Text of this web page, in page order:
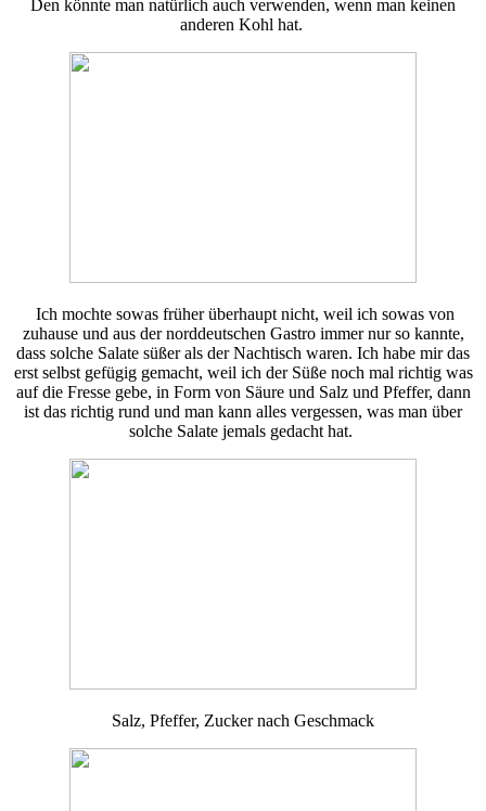
Den könnte man natürlich auch verwenden, wenn man keinen
anderen Kohl hat.
Ich mochte sowas früher überhaupt nicht, weil ich sowas von
zuhause und aus der norddeutschen Gastro immer nur so kannte,
dass solche Salate süßer als der Nachtisch waren. Ich habe mir das
erst selbst gefügig gemacht, weil ich der Süße noch mal richtig was
auf die Fresse gebe, in Form von Säure und Salz und Pfeffer, dann
ist das richtig rund und man kann alles vergessen, was man über
solche Salate jemals gedacht hat.
Salz, Pfeffer, Zucker nach Geschmack